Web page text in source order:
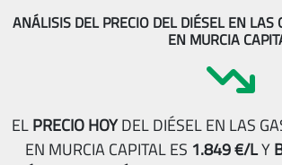
ANÁLISIS DEL PRECIO DEL DIÉSEL EN LAS
EN MURCIA
ELPRECIO HOYDEL DIÉSEL EN LAS
EN MURCIA CAPITAL ES 1.849 €/LY